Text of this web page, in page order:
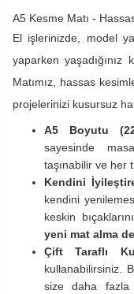
A5 Kesme Matı -
El işlerinizde, model
yaparken
Matımız, hassas
projelerinizi kusursuz
A5 Boyutu
sayesinde
taşınabilir ve her
Kendini
kendini
keskin
yeni mat alma
Çift Taraflı
kullanabilirsiniz.
size daha fazla